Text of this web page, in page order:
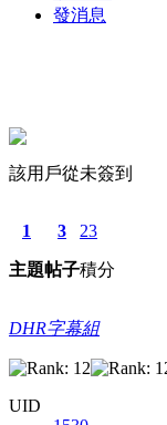
發消息
該用戶從未簽到
1
主題
3
帖子
23
積分
DHR字幕組
UID